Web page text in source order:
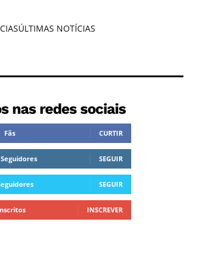
ÚLTIMAS NOTÍCIAS
nas redes sociais
Fãs CURTIR
Seguidores SEGUIR
SEGUIR
INSCREVER